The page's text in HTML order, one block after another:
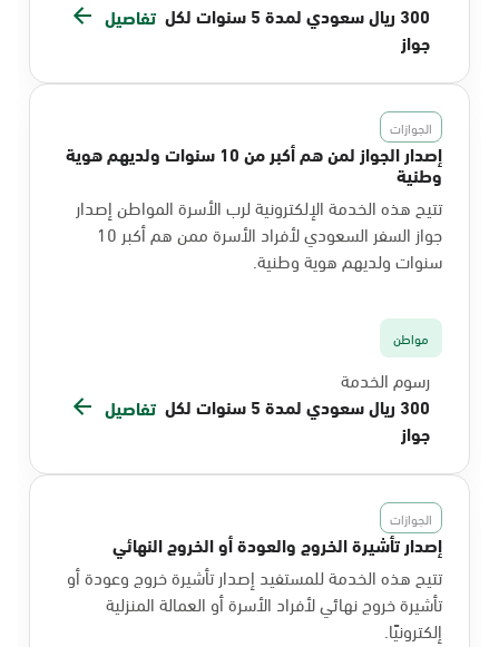
300 ريال سعودي لمدة 5 سنوات لكل
جواز
تفاصيل
الجوازات
إصدار الجواز لمن هم أكبر من 10 سنوات ولديهم هوية
وطنية
تتيح هذه الخدمة الإلكترونية لرب الأسرة المواطن إصدار
جواز السفر السعودي لأفراد الأسرة ممن هم أكبر 10
سنوات ولديهم هوية وطنية.
مواطن
رسوم الخدمة
300 ريال سعودي لمدة 5 سنوات لكل
جواز
تفاصيل
الجوازات
إصدار تأشيرة الخروج والعودة أو الخروج النهائي
تتيح هذه الخدمة للمستفيد إصدار تأشيرة خروج وعودة أو
تأشيرة خروج نهائي لأفراد الأسرة أو العمالة المنزلية
إلكترونيًا.